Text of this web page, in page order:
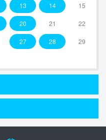
13 14 15
20 21 22
27 28 29